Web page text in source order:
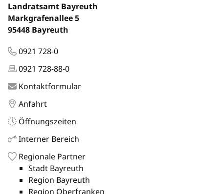
Landratsamt Bayreuth
Markgrafenallee 5
95448 Bayreuth
0921 728-0
0921 728-88-0
Kontaktformular
Anfahrt
Öffnungszeiten
Interner Bereich
Regionale Partner
Stadt Bayreuth
Region Bayreuth
Region Oberfranken